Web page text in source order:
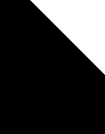
стало. Всё